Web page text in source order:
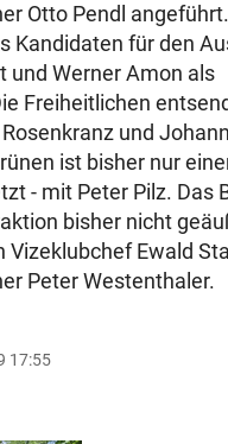
Otto Pendl
Kandidaten für den
und Werner Amon als
Freiheitlichen
und
ist bisher nur
- mit Peter Pilz. Das
bisher nicht
Vizeklubchef Ewald
Peter Westenthaler.
17:55